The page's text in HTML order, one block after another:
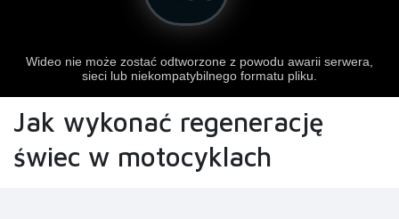
Jak wykonać regenerację
świec w motocyklach